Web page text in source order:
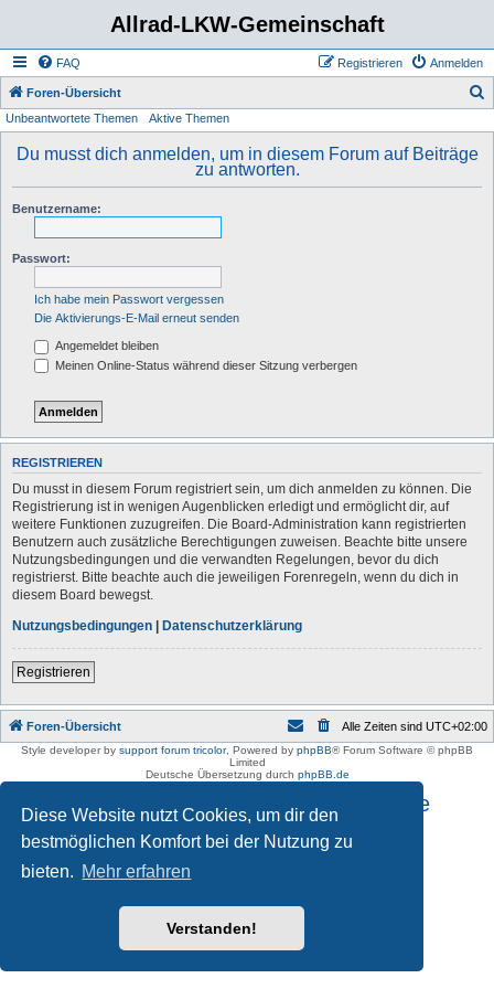
Diese Website nutzt Cookies, um dir den
bestmöglichen Komfort bei der Nutzung zu
bieten. Mehr erfahren
Verstanden!
Allrad-LKW-Gemeinschaft
FAQ Anmelden
Registrieren
Foren-Übersicht
Unbeantwortete Themen Aktive Themen
Du musst dich anmelden, um in diesem Forum auf Beiträge
zu antworten.
Benutzername:
Passwort:
Ich habe mein Passwort vergessen
Die Aktivierungs-E-Mail erneut senden
Angemeldet bleiben
Meinen Online-Status während dieser Sitzung verbergen
REGISTRIEREN
Du musst in diesem Forum registriert sein, um dich anmelden zu können. Die
Registrierung ist in wenigen Augenblicken erledigt und ermöglicht dir, auf
weitere Funktionen zuzugreifen. Die Board-Administration kann registrierten
Benutzern auch zusätzliche Berechtigungen zuweisen. Beachte bitte unsere
Nutzungsbedingungen und die verwandten Regelungen, bevor du dich
registrierst. Bitte beachte auch die jeweiligen Forenregeln, wenn du dich in
diesem Board bewegst.
Nutzungsbedingungen | Datenschutzerklärung
Registrieren
Foren-Übersicht Alle Zeiten sind UTC+02:00
Style developer by support forum tricolor, Powered by phpBB® Forum Software © phpBB
Limited
Deutsche Übersetzung durch phpBB.de
Impressum und Datenschutzhinweise